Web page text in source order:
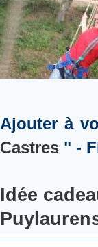
Ajouter à
Castres " -
Idée